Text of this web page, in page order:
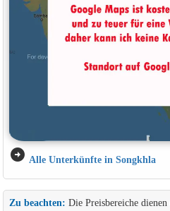
arrow_circle_right Alle Unterkünfte in Songkhla
Zu beachten: Die Preisbereiche